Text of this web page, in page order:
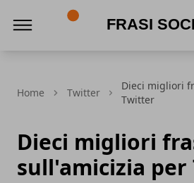
Home Twitter
Dieci migliori
Twitter
Dieci migliori
sull'amicizia